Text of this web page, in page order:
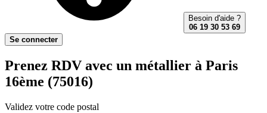
Besoin d'aide ?
06 19 30 53 69
Se connecter
Prenez RDV avec un métallier à Paris
16ème (75016)
Validez votre code postal